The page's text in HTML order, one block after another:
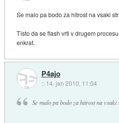
Se malo pa bodo za hitrost na vsaki
Tisto da se flash vrti v drugem
enkrat.
P4ajo
:: 14. jan 2010, 11:04
Se malo pa bodo za hitrost na